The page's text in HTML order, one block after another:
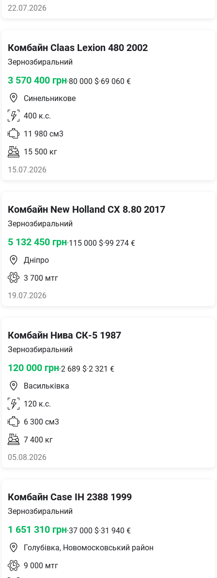
22.07.2026
Комбайн Claas Lexion 480 2002
Зернозбиральний
3 570 400 грн·80 000 $·69 060 €
Синельникове
400 к.с.
11 980 см3
15 500 кг
15.07.2026
Комбайн New Holland CX 8.80 2017
Зернозбиральний
5 132 450 грн·115 000 $·99 274 €
Дніпро
3 700 мтг
19.07.2026
Комбайн Нива СК-5 1987
Зернозбиральний
120 000 грн·2 689 $·2 321 €
Васильківка
120 к.с.
6 300 см3
7 400 кг
05.08.2026
Комбайн Case IH 2388 1999
Зернозбиральний
1 651 310 грн·37 000 $·31 940 €
Голубівка, Новомосковський район
9 000 мтг